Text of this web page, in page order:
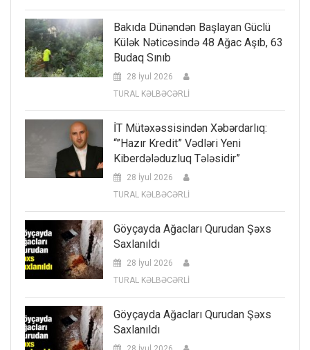
Bakıda Dünəndən Başlayan Güclü
Külək Nəticəsində 48 Ağac Aşıb, 63
Budaq Sınıb
28 İyul 2026
TURAL KƏLBƏCƏRLİ
İT Mütəxəssisindən Xəbərdarlıq:
“”Hazır Kredit” Vədləri Yeni
Kiberdələduzluq Tələsidir”
28 İyul 2026
TURAL KƏLBƏCƏRLİ
Göyçayda Ağacları Qurudan Şəxs
Saxlanıldı
28 İyul 2026
TURAL KƏLBƏCƏRLİ
Göyçayda Ağacları Qurudan Şəxs
Saxlanıldı